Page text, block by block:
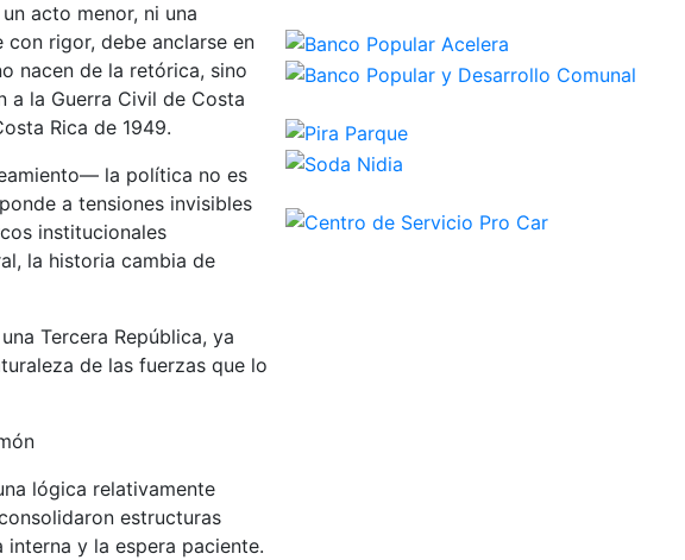
acto menor, ni una
con rigor, debe anclarse en
nacen de la retórica, sino
a la Guerra Civil de Costa
Rica de 1949.
la política no es
a tensiones invisibles
institucionales
la historia cambia de
Tercera República, ya
de las fuerzas que lo
lógica relativamente
estructuras
y la espera paciente.